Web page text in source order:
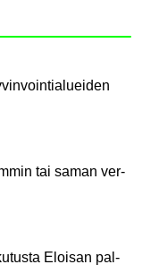
tai saman ver­
Eloi­san pal­